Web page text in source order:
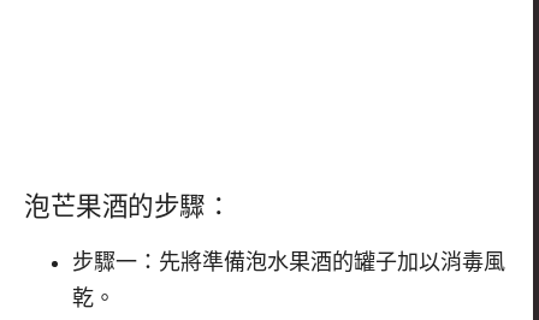
泡芒果酒的步驟：
步驟一：先將準備泡水果酒的罐子加以消毒風
乾。